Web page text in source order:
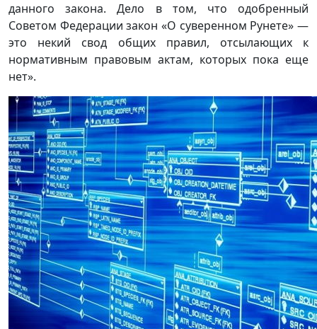
данного закона. Дело в том, что одобренный
Советом Федерации закон «О суверенном Рунете» —
это некий свод общих правил, отсылающих к
нормативным правовым актам, которых пока еще
нет».